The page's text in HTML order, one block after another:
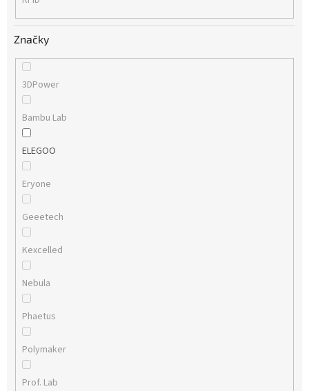
Značky
3DPower
Bambu Lab
ELEGOO
Eryone
Geeetech
Kexcelled
Nebula
Phaetus
Polymaker
Prof. Lab